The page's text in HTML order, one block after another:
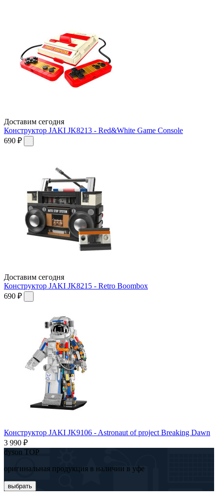
Доставим сегодня
Конструктор JAKI JK8213 - Red&White Game Console
690 ₽
Доставим сегодня
Конструктор JAKI JK8215 - Retro Boombox
690 ₽
Конструктор JAKI JK9106 - Astronaut of project Breaking Dawn
3 990 ₽
dyson TOP
оригинальная продукция в наличии в уфе
выбрать